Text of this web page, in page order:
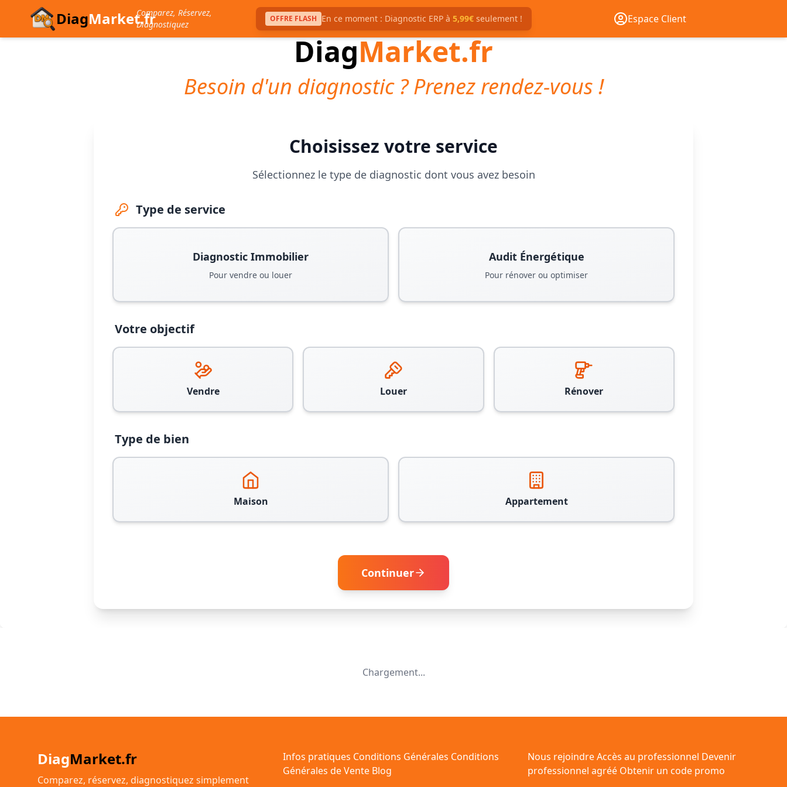
DiagMarket.frComparez, Réservez,
Diagnostiquez
OFFRE FLASH En ce moment : Diagnostic ERP à 5,99€seulement ! Espace Client
DiagMarket.fr
Besoin d'un diagnostic ? Prenez rendez-vous !
Choisissez votre service
Sélectionnez le type de diagnostic dont vous avez besoin
Type de service
Diagnostic Immobilier
Pour vendre ou louer
Audit Énergétique
Pour rénover ou optimiser
Votre objectif
Vendre Louer Rénover
Type de bien
Maison Appartement
Continuer
Chargement...
DiagMarket.fr
Comparez, réservez, diagnostiquez simplement
Infos pratiques Conditions Générales Conditions
Générales de Vente Blog
Nous rejoindreAccès au professionnel Devenir
professionnel agréé Obtenir un code promo